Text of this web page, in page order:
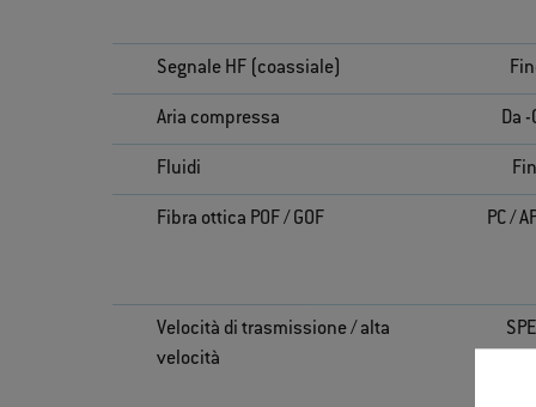
Segnale HF (coassiale)
Aria compressa Da
Fluidi
Fibra ottica POF / GOF
PC /
Velocità di trasmissione / alta
velocità